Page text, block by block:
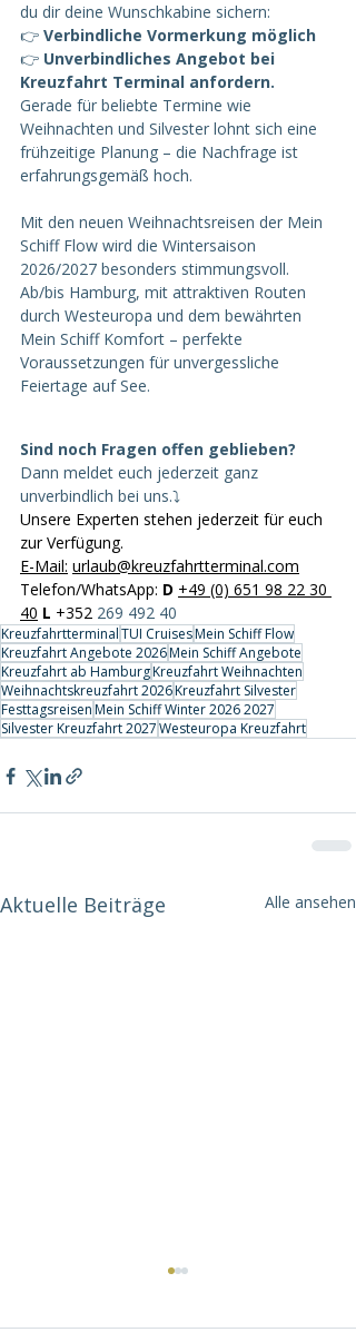
du dir deine Wunschkabine sichern:
👉 Verbindliche Vormerkung möglich
👉 Unverbindliches Angebot bei
Kreuzfahrt Terminal anfordern.
Gerade für beliebte Termine wie
Weihnachten und Silvester lohnt sich eine
frühzeitige Planung – die Nachfrage ist
erfahrungsgemäß hoch.
Mit den neuen Weihnachtsreisen der Mein
Schiff Flow wird die Wintersaison
2026/2027 besonders stimmungsvoll.
Ab/bis Hamburg, mit attraktiven Routen
durch Westeuropa und dem bewährten
Mein Schiff Komfort – perfekte
Voraussetzungen für unvergessliche
Feiertage auf See.
Sind noch Fragen offen geblieben?
Dann meldet euch jederzeit ganz
unverbindlich bei uns.⤵️
Unsere Experten stehen jederzeit für euch
zur Verfügung.
E-Mail: urlaub@kreuzfahrtterminal.com
Telefon/WhatsApp: D +49 (0) 651 98 22 30
40 L +352 269 492 40
KreuzfahrtterminalTUI CruisesMein Schiff Flow
Kreuzfahrt Angebote 2026Mein Schiff Angebote
Kreuzfahrt ab HamburgKreuzfahrt Weihnachten
Weihnachtskreuzfahrt 2026Kreuzfahrt Silvester
FesttagsreisenMein Schiff Winter 2026 2027
Silvester Kreuzfahrt 2027Westeuropa Kreuzfahrt
Aktuelle Beiträge Alle ansehen